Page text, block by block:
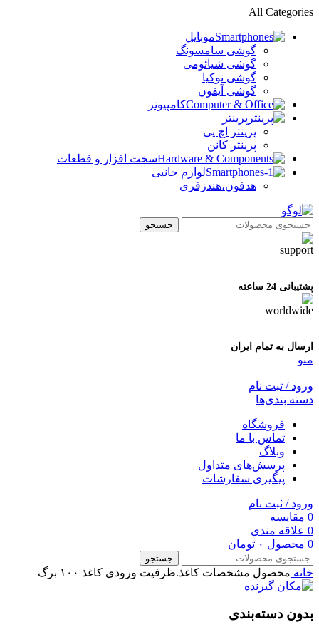
All Categories
موبایل
گوشی سامسونگ
گوشی شیائومی
گوشی نوکیا
گوشی آیفون
کامپیوتر
پرینتر
پرینتر اچ پی
پرینتر کانن
سخت افزار و قطعات
لوازم جانبی
هدفون،هندزفری
جستجو
پشتیبانی 24 ساعته
ارسال به تمام ایران
منو
ورود / ثبت نام
دسته بندی‌ها
فروشگاه
تماس با ما
وبلاگ
پرسش‌های متداول
پیگیری سفارشات
ورود / ثبت نام
0 مقایسه
0 علاقه مندی
0 محصول ۰ تومان
جستجو
خانه محصول مشخصات کاغذ.ظرفیت ورودی کاغذ ۱۰۰ برگ
بدون دسته‌بندی